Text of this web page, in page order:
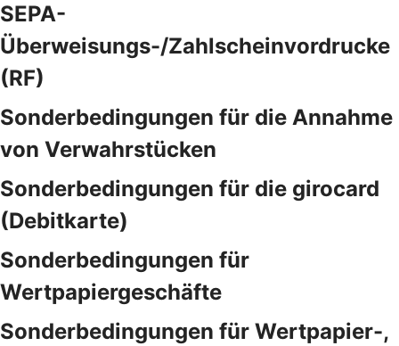
SEPA-
Überweisungs-/Zahlscheinvordrucke
(RF)
Sonderbedingungen für die Annahme
von Verwahrstücken
Sonderbedingungen für die girocard
(Debitkarte)
Sonderbedingungen für
Wertpapiergeschäfte
Sonderbedingungen für Wertpapier-,